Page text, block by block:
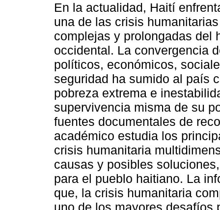
En la actualidad, Haití
una de las crisis
complejas y prolongadas del
occidental. La convergencia
políticos, económicos,
seguridad ha sumido al país
pobreza extrema e
supervivencia misma de su
fuentes documentales de
académico estudia los
crisis humanitaria
causas y posibles
para el pueblo haitiano. La
que, la crisis humanitaria
uno de los mayores desafíos